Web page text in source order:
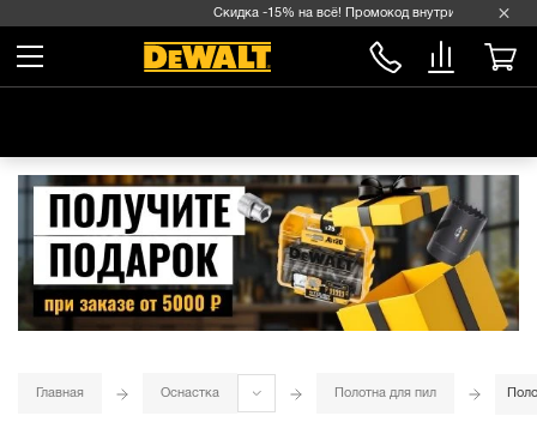
Скидка -15% на всё! Промокод внутри →
Главная Оснастка Полотна для пил